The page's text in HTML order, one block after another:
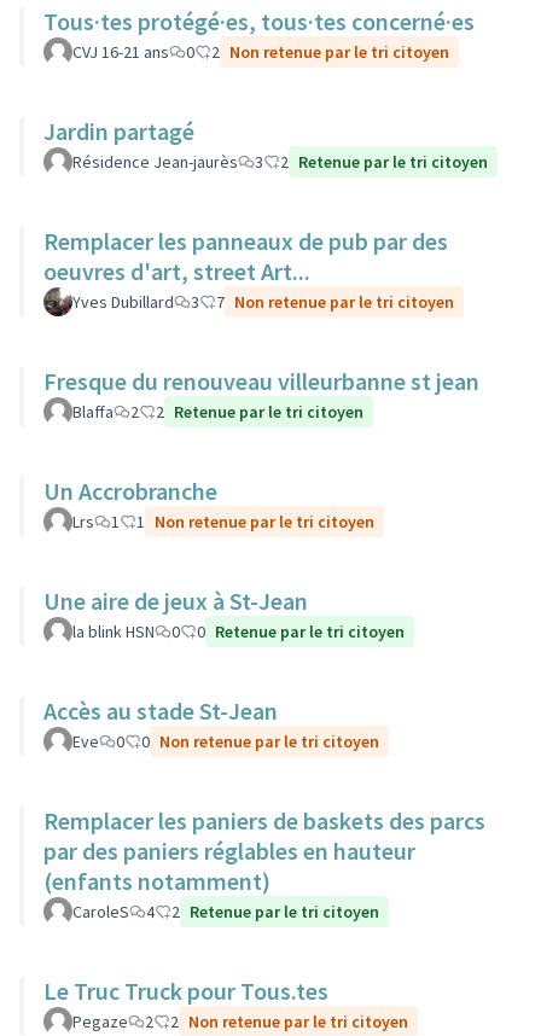
Tous·tes protégé·es, tous·tes concerné·es
CVJ 16-21 ans 0 2 Non retenue par le tri citoyen
Jardin partagé
Résidence Jean-jaurès 3 2 Retenue par le tri citoyen
Remplacer les panneaux de pub par des
oeuvres d'art, street Art...
Yves Dubillard 3 7 Non retenue par le tri citoyen
Fresque du renouveau villeurbanne st jean
Blaffa 2 2 Retenue par le tri citoyen
Un Accrobranche
Lrs 1 1 Non retenue par le tri citoyen
Une aire de jeux à St-Jean
la blink HSN 0 0 Retenue par le tri citoyen
Accès au stade St-Jean
Eve 0 0 Non retenue par le tri citoyen
Remplacer les paniers de baskets des parcs
par des paniers réglables en hauteur
(enfants notamment)
CaroleS 4 2 Retenue par le tri citoyen
Le Truc Truck pour Tous.tes
Pegaze 2 2 Non retenue par le tri citoyen